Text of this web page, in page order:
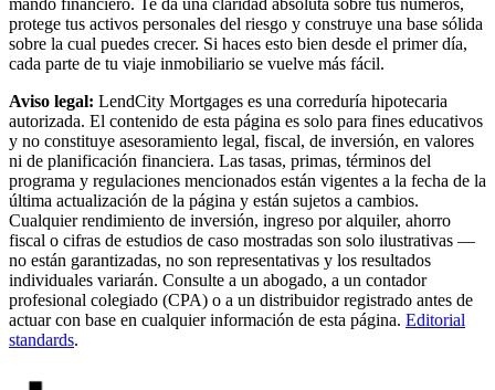
mando financiero. Te da una claridad absoluta sobre tus números,
protege tus activos personales del riesgo y construye una base sólida
sobre la cual puedes crecer. Si haces esto bien desde el primer día,
cada parte de tu viaje inmobiliario se vuelve más fácil.
Aviso legal: LendCity Mortgages es una correduría hipotecaria
autorizada. El contenido de esta página es solo para fines educativos
y no constituye asesoramiento legal, fiscal, de inversión, en valores
ni de planificación financiera. Las tasas, primas, términos del
programa y regulaciones mencionados están vigentes a la fecha de la
última actualización de la página y están sujetos a cambios.
Cualquier rendimiento de inversión, ingreso por alquiler, ahorro
fiscal o cifras de estudios de caso mostradas son solo ilustrativas —
no están garantizadas, no son representativas y los resultados
individuales variarán. Consulte a un abogado, a un contador
profesional colegiado (CPA) o a un distribuidor registrado antes de
actuar con base en cualquier información de esta página. Editorial
standards.